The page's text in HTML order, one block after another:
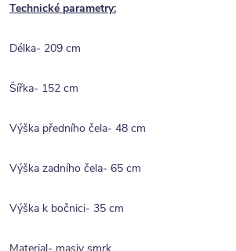
Technické parametry:
Délka- 209 cm
Šířka- 152 cm
Výška předního čela- 48 cm
Výška zadního čela- 65 cm
Výška k bočnici- 35 cm